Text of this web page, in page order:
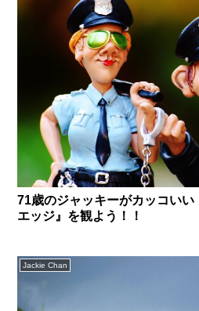
71歳のジャッキーがカッコいい
エッジ』を観よう！！
Jackie Chan